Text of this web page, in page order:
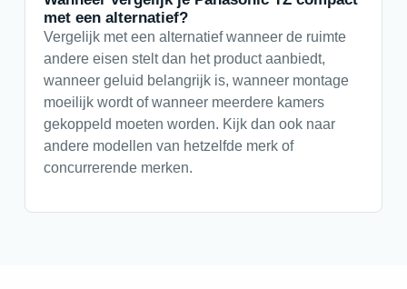
met een alternatief?
Vergelijk met een alternatief wanneer de ruimte
andere eisen stelt dan het product aanbiedt,
wanneer geluid belangrijk is, wanneer montage
moeilijk wordt of wanneer meerdere kamers
gekoppeld moeten worden. Kijk dan ook naar
andere modellen van hetzelfde merk of
concurrerende merken.